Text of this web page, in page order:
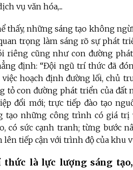
vụ văn hóa,...
thấy, những sáng tạo không
trọng làm sáng rõ sự phát
riêng cũng như con đường
định: “Đội ngũ trí thức đã
hoạch định đường lối, chủ
tỏ con đường phát triển của
đổi mới; trực tiếp đào tạo
tạo những công trình có giá
có sức cạnh tranh; từng bước
lên tiếp cận với trình độ của khu
là lực lượng sáng